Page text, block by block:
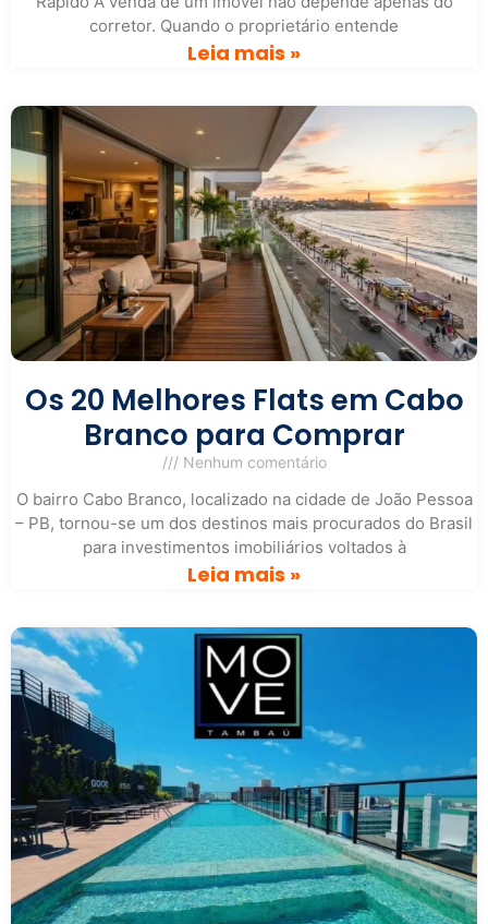
corretor. Quando o proprietário entende
Leia mais »
Os 20 Melhores Flats em Cabo
Branco para Comprar
Nenhum comentário
O bairro Cabo Branco, localizado na cidade de João Pessoa
– PB, tornou-se um dos destinos mais procurados do Brasil
para investimentos imobiliários voltados à
Leia mais »